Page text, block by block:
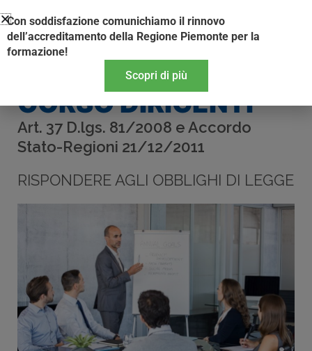
al
contenuto
CORSO DIRIGENTI
Art. 37 D.lgs. 81/2008 e Accordo
Stato-Regioni 21/12/2011
RISPONDERE AGLI OBBLIGHI DI LEGGE
Con soddisfazione comunichiamo il rinnovo
dell’accreditamento della Regione Piemonte per la
formazione!
Scopri di più